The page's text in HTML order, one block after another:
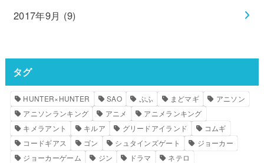
2017年9月 (9)
タグ
HUNTER×HUNTER SAO ぷふ まどマギ
アニソン
アニソンランキング
アニメ
アニメランキング
キメラアント
キルア グリードアイランド
コムギ
コードギアス
ゴン シュタインズゲート
ジョーカー
ジョーカーゲーム
ジン ドラマ
ネテロ